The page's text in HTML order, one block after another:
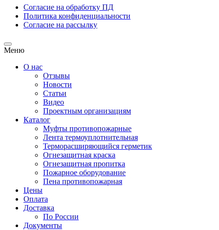
Согласие на обработку ПД
Политика конфиденциальности
Согласие на рассылку
Меню
О нас
Отзывы
Новости
Статьи
Видео
Проектным организациям
Каталог
Муфты противопожарные
Лента термоуплотнительная
Терморасширяющийся герметик
Огнезащитная краска
Огнезащитная пропитка
Пожарное оборудование
Пена противопожарная
Цены
Оплата
Доставка
По России
Документы